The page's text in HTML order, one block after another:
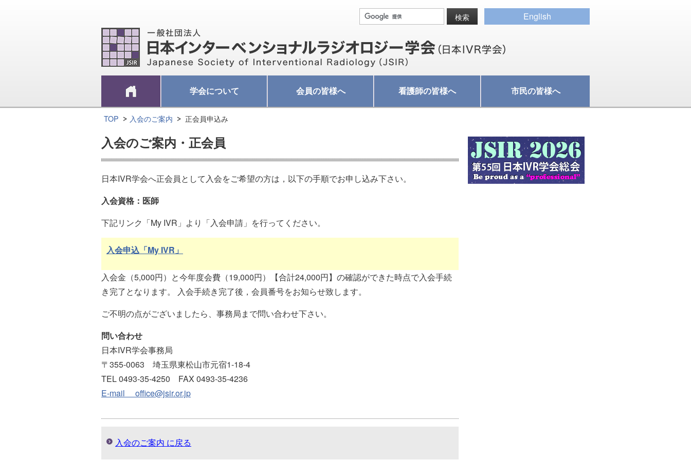
English
学会について 会員の皆様へ 看護師の皆様へ 市民の皆様へ
TOP 入会のご案内 正会員申込み
入会のご案内・正会員
日本IVR学会へ正会員として入会をご希望の方は，以下の手順でお申し込み下さい。
入会資格：医師
下記リンク「My IVR」より「入会申請」を行ってください。
入会申込「My IVR」
入会金（5,000円）と今年度会費（19,000円）【合計24,000円】の確認ができた時点で入会手続
き完了となります。 入会手続き完了後，会員番号をお知らせ致します。
ご不明の点がございましたら、事務局まで問い合わせ下さい。
問い合わせ
日本IVR学会事務局
〒355-0063 埼玉県東松山市元宿1-18-4
TEL 0493-35-4250 FAX 0493-35-4236
E-mail office@jsir.or.jp
入会のご案内 に戻る